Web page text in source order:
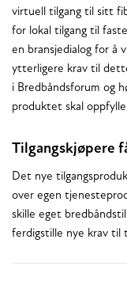
virtuell tilgang til sitt
for lokal tilgang til
en bransjedialog for å
ytterligere krav til
i Bredbåndsforum og
produktet skal
Tilgangskjøpere
Det nye
over egen
skille eget
ferdigstille nye krav til